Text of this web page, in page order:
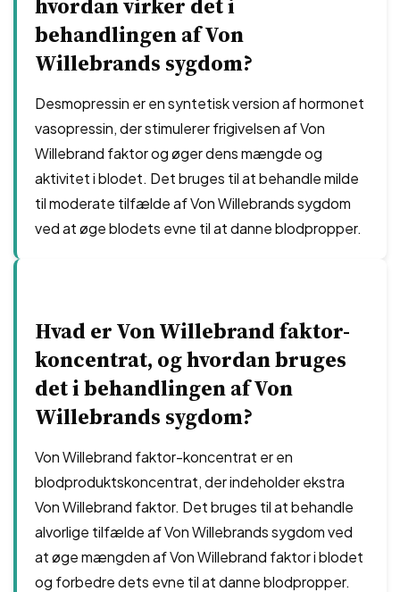
behandlingen af Von
Willebrands sygdom?
Desmopressin er en syntetisk version af hormonet
vasopressin, der stimulerer frigivelsen af Von
Willebrand faktor og øger dens mængde og
aktivitet i blodet. Det bruges til at behandle milde
til moderate tilfælde af Von Willebrands sygdom
ved at øge blodets evne til at danne blodpropper.
Hvad er Von Willebrand faktor-
koncentrat, og hvordan bruges
det i behandlingen af Von
Willebrands sygdom?
Von Willebrand faktor-koncentrat er en
blodproduktskoncentrat, der indeholder ekstra
Von Willebrand faktor. Det bruges til at behandle
alvorlige tilfælde af Von Willebrands sygdom ved
at øge mængden af Von Willebrand faktor i blodet
og forbedre dets evne til at danne blodpropper.